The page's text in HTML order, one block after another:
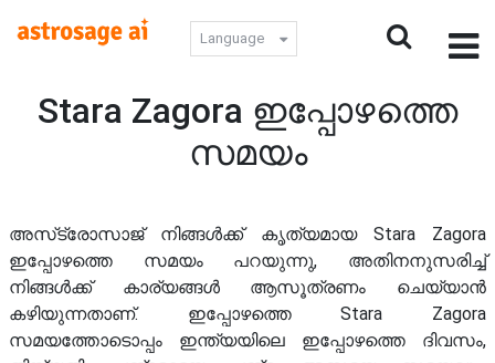
Language
Stara Zagora ഇപ്പോഴത്തെ
സമയം
അസ്‌ട്രോസാജ് നിങ്ങൾക്ക് കൃത്യമായ Stara Zagora
ഇപ്പോഴത്തെ സമയം പറയുന്നു, അതിനനുസരിച്ച്
നിങ്ങൾക്ക് കാര്യങ്ങൾ ആസൂത്രണം ചെയ്യാൻ
കഴിയുന്നതാണ്. ഇപ്പോഴത്തെ Stara Zagora
സമയത്തോടൊപ്പം ഇന്ത്യയിലെ ഇപ്പോഴത്തെ ദിവസം,